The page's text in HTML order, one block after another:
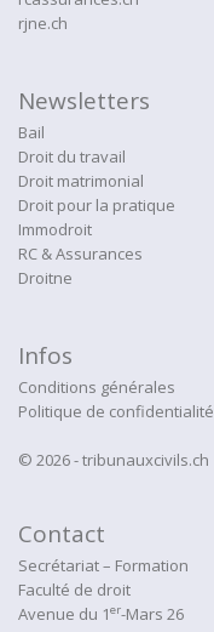
rjne.ch
Newsletters
Bail
Droit du travail
Droit matrimonial
Droit pour la pratique
Immodroit
RC & Assurances
Droitne
Infos
Conditions générales
Politique de confidentialité
© 2026 - tribunauxcivils.ch
Contact
Secrétariat – Formation
Faculté de droit
Avenue du 1er-Mars 26